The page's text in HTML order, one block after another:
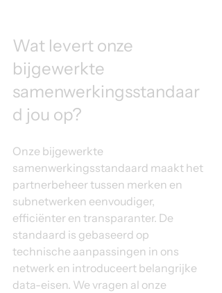
Wat levert onze
bijgewerkte
samenwerkingsstandaar
d jou op?
Onze bijgewerkte
samenwerkingsstandaard maakt het
partnerbeheer tussen merken en
subnetwerken eenvoudiger,
efficiënter en transparanter. De
standaard is gebaseerd op
technische aanpassingen in ons
netwerk en introduceert belangrijke
data-eisen. We vragen al onze